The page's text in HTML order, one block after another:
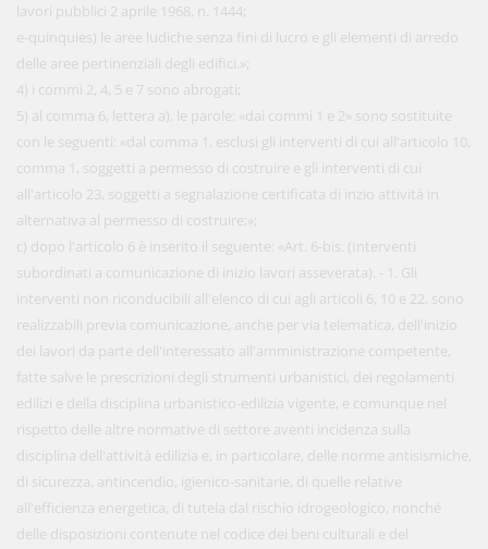
lavori pubblici 2 aprile 1968, n. 1444;
e-quinquies) le aree ludiche senza fini di lucro e gli elementi di arredo
delle aree pertinenziali degli edifici.»;
4) i commi 2, 4, 5 e 7 sono abrogati;
5) al comma 6, lettera a), le parole: «dai commi 1 e 2» sono sostituite
con le seguenti: «dal comma 1, esclusi gli interventi di cui all'articolo 10,
comma 1, soggetti a permesso di costruire e gli interventi di cui
all'articolo 23, soggetti a segnalazione certificata di inzio attività in
alternativa al permesso di costruire;»;
c) dopo l'articolo 6 è inserito il seguente: «Art. 6-bis. (Interventi
subordinati a comunicazione di inizio lavori asseverata). - 1. Gli
interventi non riconducibili all'elenco di cui agli articoli 6, 10 e 22, sono
realizzabili previa comunicazione, anche per via telematica, dell'inizio
dei lavori da parte dell'interessato all'amministrazione competente,
fatte salve le prescrizioni degli strumenti urbanistici, dei regolamenti
edilizi e della disciplina urbanistico-edilizia vigente, e comunque nel
rispetto delle altre normative di settore aventi incidenza sulla
disciplina dell'attività edilizia e, in particolare, delle norme antisismiche,
di sicurezza, antincendio, igienico-sanitarie, di quelle relative
all'efficienza energetica, di tutela dal rischio idrogeologico, nonché
delle disposizioni contenute nel codice dei beni culturali e del